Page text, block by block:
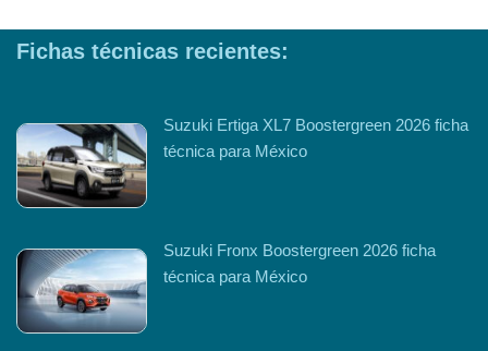
Fichas técnicas recientes:
Suzuki Ertiga XL7 Boostergreen 2026 ficha
técnica para México
Suzuki Fronx Boostergreen 2026 ficha
técnica para México